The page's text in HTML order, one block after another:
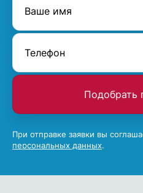
Подобрать
При отправке заявки вы
персональных данных.